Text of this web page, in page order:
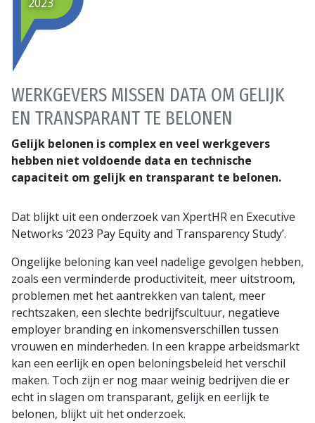
WERKGEVERS MISSEN DATA OM GELIJK
EN TRANSPARANT TE BELONEN
Gelijk belonen is complex en veel werkgevers
hebben niet voldoende data en technische
capaciteit om gelijk en transparant te belonen.
Dat blijkt uit een onderzoek van XpertHR en Executive
Networks ‘2023 Pay Equity and Transparency Study’.
Ongelijke beloning kan veel nadelige gevolgen hebben,
zoals een verminderde productiviteit, meer uitstroom,
problemen met het aantrekken van talent, meer
rechtszaken, een slechte bedrijfscultuur, negatieve
employer branding en inkomensverschillen tussen
vrouwen en minderheden. In een krappe arbeidsmarkt
kan een eerlijk en open beloningsbeleid het verschil
maken. Toch zijn er nog maar weinig bedrijven die er
echt in slagen om transparant, gelijk en eerlijk te
belonen, blijkt uit het onderzoek.